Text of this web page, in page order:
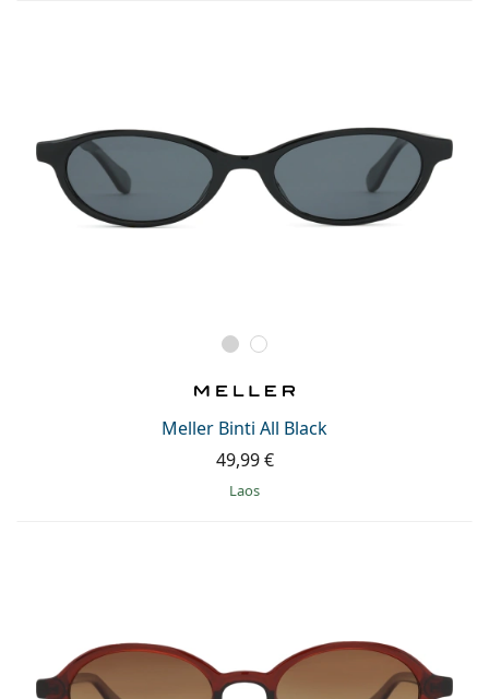
Meller Binti All Black
49,99 €
Laos